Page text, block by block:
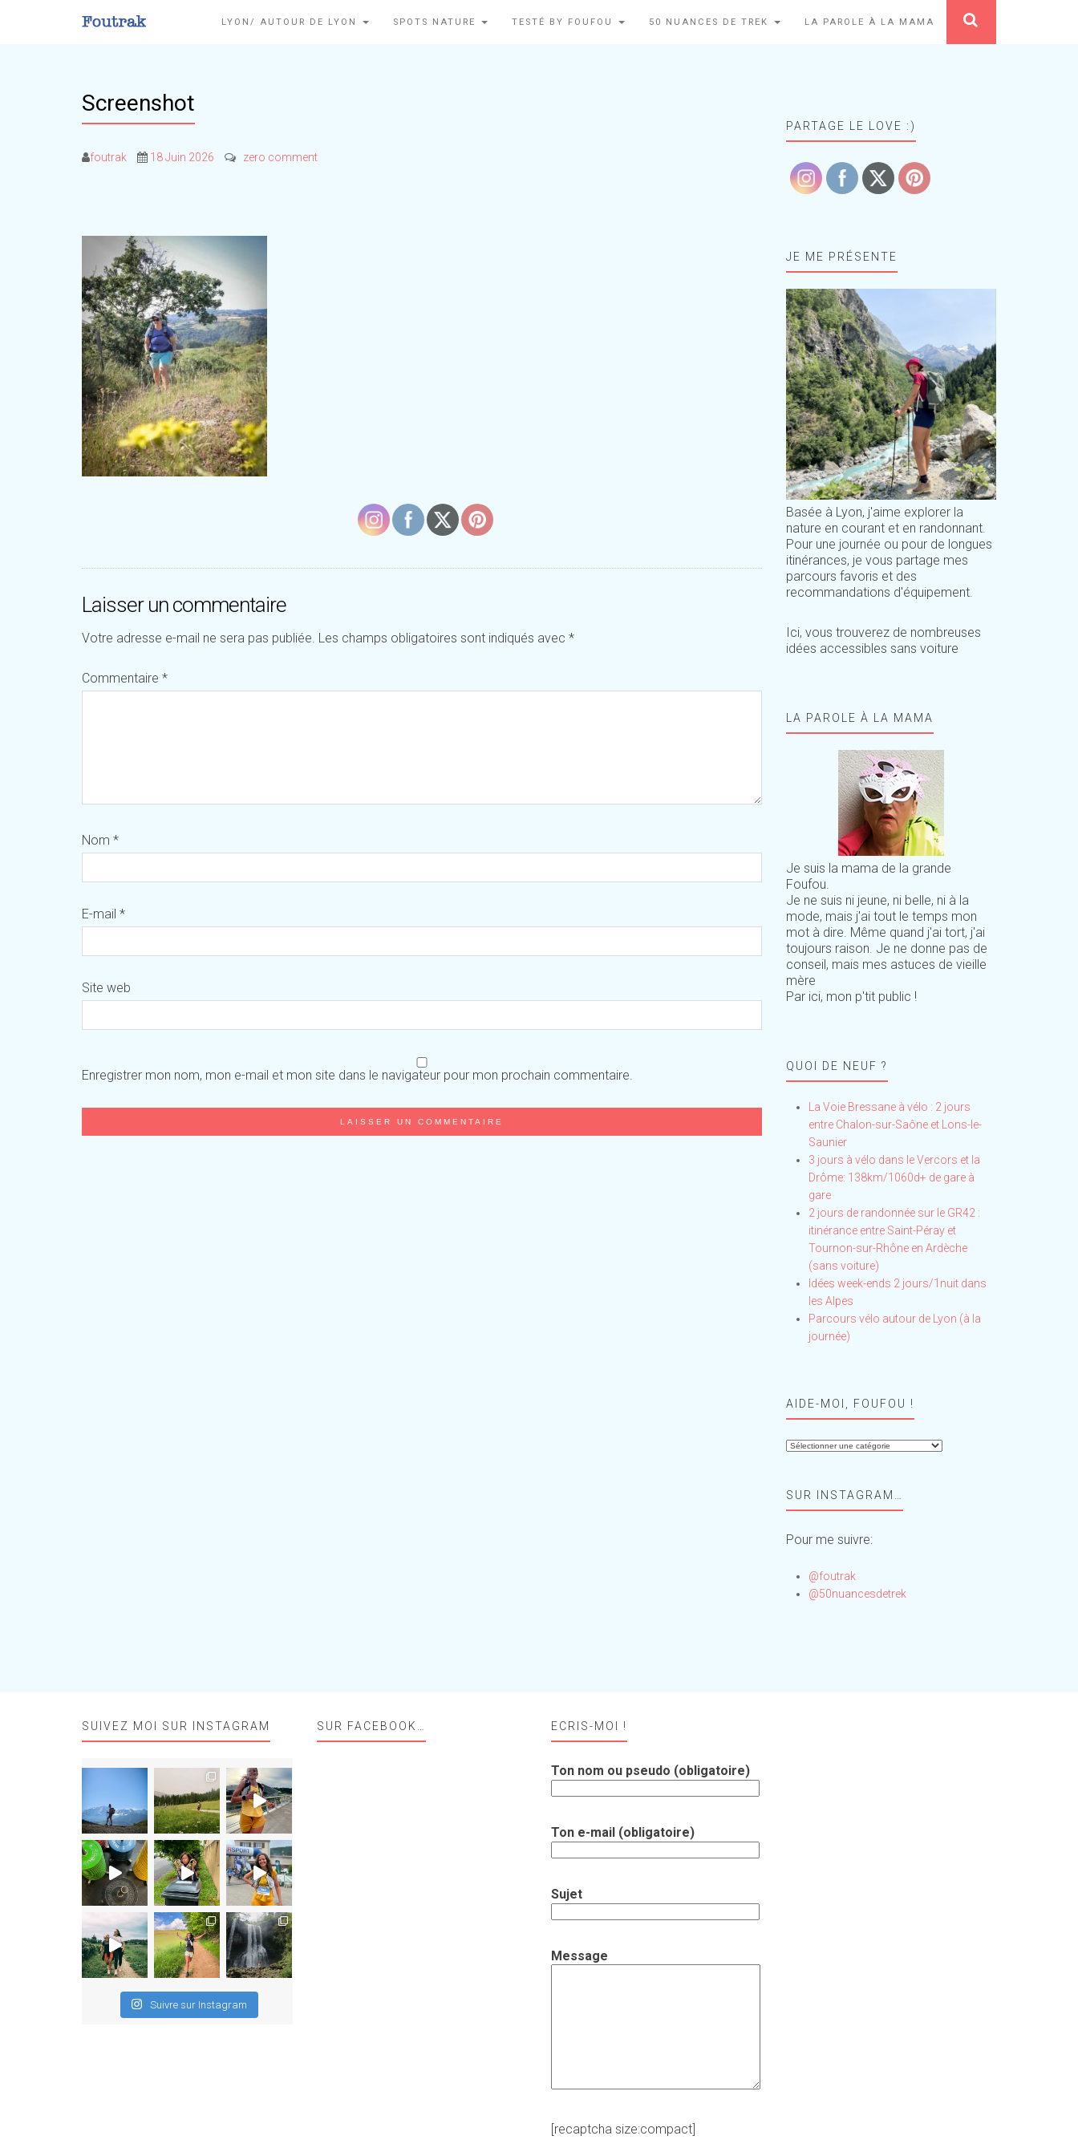
LYON/ AUTOUR DE LYON SPOTS NATURE TESTÉ BY FOUFOU 50 NUANCES DE TREK LA PAROLE À LA MAMA
Screenshot
foutrak 18 Juin 2026 zero comment
Laisser un commentaire
Votre adresse e-mail ne sera pas publiée. Les champs obligatoires sont indiqués avec *
Commentaire *
Nom *
E-mail *
Site web
Enregistrer mon nom, mon e-mail et mon site dans le navigateur pour mon prochain commentaire.
PARTAGE LE LOVE :)
JE ME PRÉSENTE
Basée à Lyon, j'aime explorer la
nature en courant et en randonnant.
Pour une journée ou pour de longues
itinérances, je vous partage mes
parcours favoris et des
recommandations d'équipement.
Ici, vous trouverez de nombreuses
idées accessibles sans voiture
LA PAROLE À LA MAMA
Je suis la mama de la grande
Foufou.
Je ne suis ni jeune, ni belle, ni à la
mode, mais j'ai tout le temps mon
mot à dire. Même quand j'ai tort, j'ai
toujours raison. Je ne donne pas de
conseil, mais mes astuces de vieille
mère
Par ici, mon p'tit public !
QUOI DE NEUF ?
La Voie Bressane à vélo : 2 jours
entre Chalon-sur-Saône et Lons-le-
Saunier
3 jours à vélo dans le Vercors et la
Drôme: 138km/1060d+ de gare à
gare
2 jours de randonnée sur le GR42 :
itinérance entre Saint-Péray et
Tournon-sur-Rhône en Ardèche
(sans voiture)
Idées week-ends 2 jours/1nuit dans
les Alpes
Parcours vélo autour de Lyon (à la
journée)
AIDE-MOI, FOUFOU !
Aide-
!SUR INSTAGRAM…
Pour me suivre:
@foutrak
@50nuancesdetrek
SUIVEZ MOI SUR INSTAGRAM
Suivre sur Instagram
SUR FACEBOOK… ECRIS-MOI !
Ton nom ou pseudo (obligatoire)
Ton e-mail (obligatoire)
Sujet
Message
[recaptcha size:compact]